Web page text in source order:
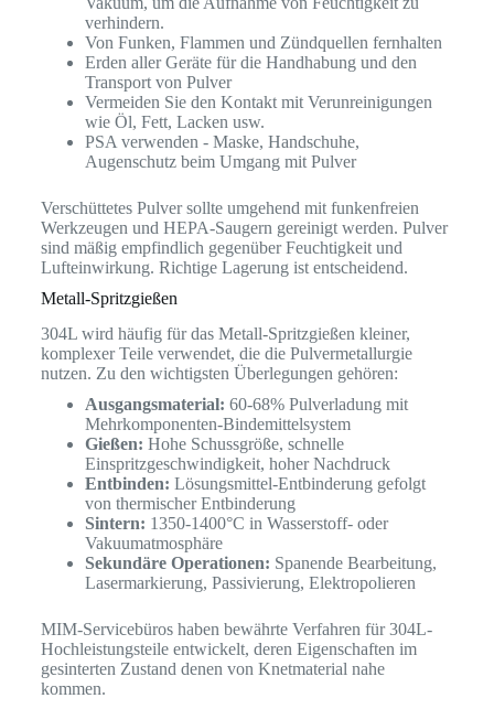
verhindern.
Von Funken, Flammen und Zündquellen fernhalten
Erden aller Geräte für die Handhabung und den
Transport von Pulver
Vermeiden Sie den Kontakt mit Verunreinigungen
wie Öl, Fett, Lacken usw.
PSA verwenden - Maske, Handschuhe,
Augenschutz beim Umgang mit Pulver
Verschüttetes Pulver sollte umgehend mit funkenfreien
Werkzeugen und HEPA-Saugern gereinigt werden. Pulver
sind mäßig empfindlich gegenüber Feuchtigkeit und
Lufteinwirkung. Richtige Lagerung ist entscheidend.
Metall-Spritzgießen
304L wird häufig für das Metall-Spritzgießen kleiner,
komplexer Teile verwendet, die die Pulvermetallurgie
nutzen. Zu den wichtigsten Überlegungen gehören:
Ausgangsmaterial: 60-68% Pulverladung mit
Mehrkomponenten-Bindemittelsystem
Gießen: Hohe Schussgröße, schnelle
Einspritzgeschwindigkeit, hoher Nachdruck
Entbinden: Lösungsmittel-Entbinderung gefolgt
von thermischer Entbinderung
Sintern: 1350-1400°C in Wasserstoff- oder
Vakuumatmosphäre
Sekundäre Operationen: Spanende Bearbeitung,
Lasermarkierung, Passivierung, Elektropolieren
MIM-Servicebüros haben bewährte Verfahren für 304L-
Hochleistungsteile entwickelt, deren Eigenschaften im
gesinterten Zustand denen von Knetmaterial nahe
kommen.